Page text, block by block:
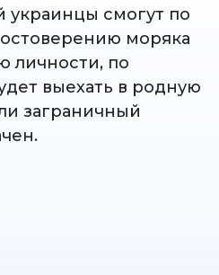
украинцы смогут по
моряка
личности, по
выехать в родную
заграничный